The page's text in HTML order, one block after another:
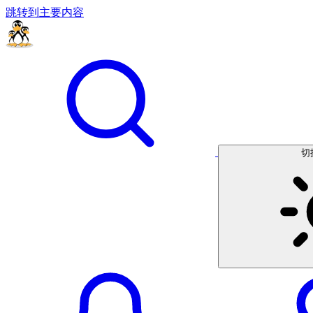
跳转到主要内容
切